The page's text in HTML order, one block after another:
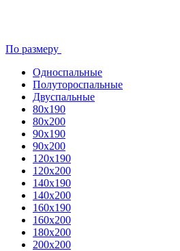
По размеру
Односпальные
Полутороспальные
Двуспальные
80x190
80х200
90х190
90х200
120х190
120х200
140х190
140х200
160х190
160х200
180х200
200х200